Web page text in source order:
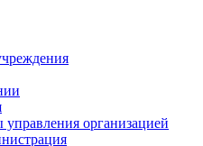
организацией